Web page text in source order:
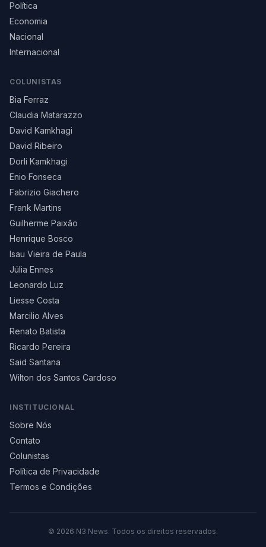
Política
Economia
Nacional
Internacional
COLUNISTAS
Bia Ferraz
Claudia Matarazzo
David Kamkhagi
David Ribeiro
Dorli Kamkhagi
Enio Fonseca
Fabrizio Giachero
Frank Martins
Guilherme Paixão
Henrique Bosco
Isau Vieira de Paula
Júlia Ennes
Leonardo Luz
Liesse Costa
Marcilio Alves
Renato Batista
Ricardo Pereira
Said Santana
Wilton dos Santos Cardoso
INSTITUCIONAL
Sobre Nós
Contato
Colunistas
Política de Privacidade
Termos e Condições
© 2026 N3 News. Todos os direitos reservados.